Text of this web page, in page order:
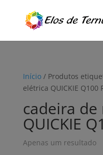
Início/ Produtos
elétrica QUICKIE Q100
cadeira
QUICKIE
Apenas um resultado